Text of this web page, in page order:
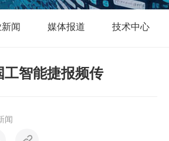
闻 媒体报道 技术中心
工智能捷报频传
闻